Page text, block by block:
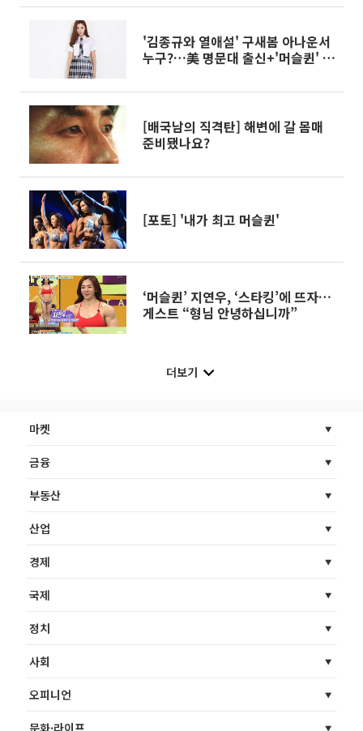
'김종규와 열애설' 구새봄 아나운서
누구?…美 명문대 출신+'머슬퀸' 언
[배국남의 직격탄] 해변에 갈 몸매
준비됐나요?
[포토] '내가 최고 머슬퀸'
‘머슬퀸’ 지연우, ‘스타킹’에 뜨자…
게스트 “형님 안녕하십니까”
더보기
마켓
금융
부동산
산업
경제
국제
정치
사회
오피니언
문화·라이프